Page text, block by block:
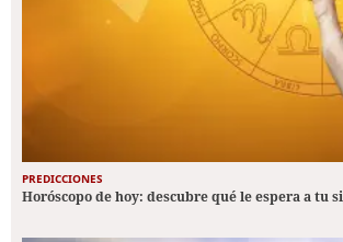
PREDICCIONES
Horóscopo de hoy: descubre qué le espera a tu